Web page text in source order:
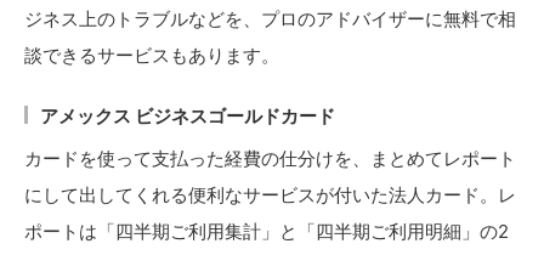
ジネス上のトラブルなどを、プロのアドバイザーに無料で相
談できるサービスもあります。
アメックス ビジネスゴールドカード
カードを使って支払った経費の仕分けを、まとめてレポート
にして出してくれる便利なサービスが付いた法人カード。レ
ポートは「四半期ご利用集計」と「四半期ご利用明細」の2